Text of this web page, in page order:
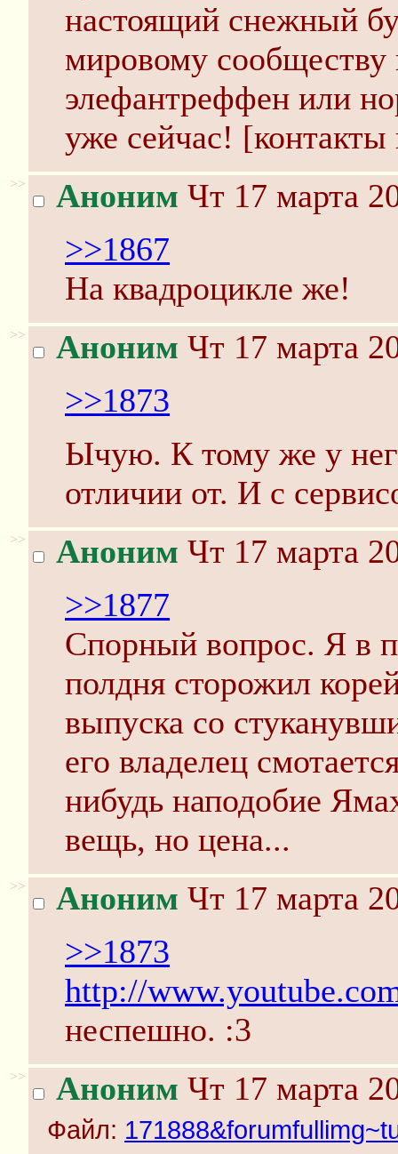
настоящий снежный
мировому сообществу
элефантреффен или
уже сейчас!
>> Аноним Чт 17 марта
>>1867
На квадроцикле же!
>> Аноним Чт 17 марта
>>1873
Ычую. К тому же у
отличии от. И с
>> Аноним Чт 17 марта
>>1877
Спорный вопрос. Я в
полдня сторожил
выпуска со
его владелец
нибудь наподобие
вещь, но цена...
>> Аноним Чт 17 марта
>>1873
http://
неспешно. :3
>> Аноним Чт 17 марта
Файл: